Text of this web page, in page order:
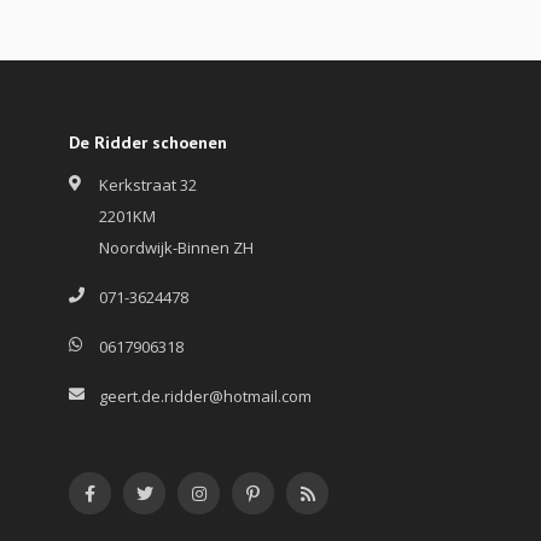
De Ridder schoenen
Kerkstraat 32
2201KM
Noordwijk-Binnen ZH
071-3624478
0617906318
geert.de.ridder@hotmail.com